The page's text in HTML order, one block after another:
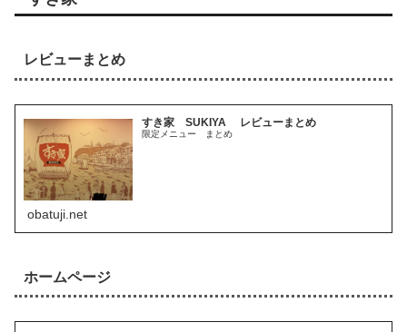
レビューまとめ
すき家 SUKIYA レビューまとめ
限定メニュー まとめ
obatuji.net
ホームページ